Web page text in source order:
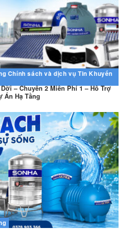
Chính sách và dịch vụ Tin Khuyến
– Chuyển 2 Miễn Phí 1 – Hỗ Trợ
Án Hạ Tầng